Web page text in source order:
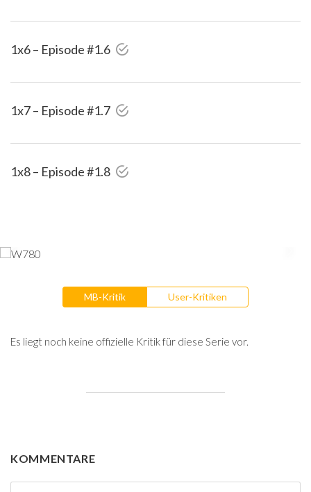
1x6 – Episode #1.6
1x7 – Episode #1.7
1x8 – Episode #1.8
MB-Kritik User-Kritiken
Es liegt noch keine offizielle Kritik für diese Serie vor.
KOMMENTARE